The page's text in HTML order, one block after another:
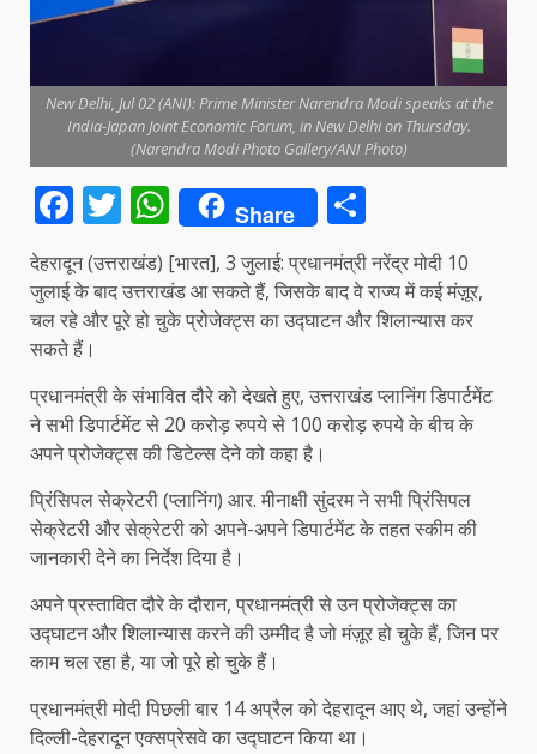
New Delhi, Jul 02 (ANI): Prime Minister Narendra Modi speaks at the
India-Japan Joint Economic Forum, in New Delhi on Thursday.
(Narendra Modi Photo Gallery/ANI Photo)
Facebook
Twitter
WhatsApp
Share
देहरादून (उत्तराखंड) [भारत], 3 जुलाई: प्रधानमंत्री नरेंद्र मोदी 10
जुलाई के बाद उत्तराखंड आ सकते हैं, जिसके बाद वे राज्य में कई मंज़ूर,
चल रहे और पूरे हो चुके प्रोजेक्ट्स का उद्घाटन और शिलान्यास कर
सकते हैं।
प्रधानमंत्री के संभावित दौरे को देखते हुए, उत्तराखंड प्लानिंग डिपार्टमेंट
ने सभी डिपार्टमेंट से 20 करोड़ रुपये से 100 करोड़ रुपये के बीच के
अपने प्रोजेक्ट्स की डिटेल्स देने को कहा है।
प्रिंसिपल सेक्रेटरी (प्लानिंग) आर. मीनाक्षी सुंदरम ने सभी प्रिंसिपल
सेक्रेटरी और सेक्रेटरी को अपने-अपने डिपार्टमेंट के तहत स्कीम की
जानकारी देने का निर्देश दिया है।
अपने प्रस्तावित दौरे के दौरान, प्रधानमंत्री से उन प्रोजेक्ट्स का
उद्घाटन और शिलान्यास करने की उम्मीद है जो मंज़ूर हो चुके हैं, जिन पर
काम चल रहा है, या जो पूरे हो चुके हैं।
प्रधानमंत्री मोदी पिछली बार 14 अप्रैल को देहरादून आए थे, जहां उन्होंने
दिल्ली-देहरादून एक्सप्रेसवे का उद्घाटन किया था।